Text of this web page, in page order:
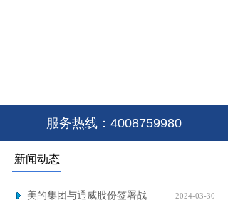
服务热线：4008759980
新闻动态
美的集团与通威股份签署战 2024-03-30